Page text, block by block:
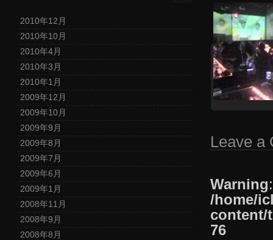
2010年12月
2010年10月
2010年4月
2010年3月
2010年1月
2009年12月
2009年10月
2009年9月
2009年8月
2009年7月
2009年6月
2009年1月
2008年11月
2008年9月
2008年8月
Leave a
Warning
/home/
content/
76